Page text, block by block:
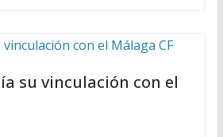
su vinculación con el